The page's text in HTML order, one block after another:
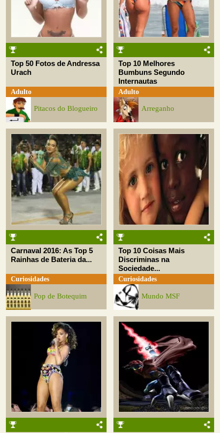
Top 50 Fotos de Andressa
Urach
Adulto
Pitacos do Blogueiro
Top 10 Melhores
Bumbuns Segundo
Internautas
Adulto
Arreganho
Carnaval 2016: As Top 5
Rainhas de Bateria da...
Curiosidades
Pop de Botequim
Top 10 Coisas Mais
Discriminas na
Sociedade...
Curiosidades
Mundo MSF